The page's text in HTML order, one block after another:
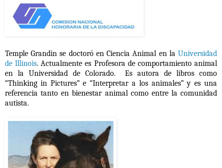
Temple Grandin se doctoró en Ciencia Animal en la Universidad
de Illinois. Actualmente es Profesora de comportamiento animal
en la Universidad de Colorado. Es autora de libros como
“Thinking in Pictures” e “Interpretar a los animales” y es una
referencia tanto en bienestar animal como entre la comunidad
autista.